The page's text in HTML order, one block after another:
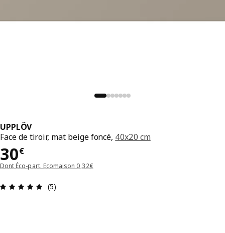
UPPLÖV
Face de tiroir, mat beige foncé, 40x20 cm
30€
Prix 30€
Dont Éco-part. Ecomaison 0,32€
Avis: 4.8 sur 5 étoiles Nombre total d'avis: 5
(5)